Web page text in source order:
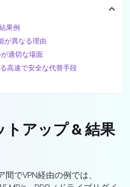
果例
が異なる理由
適切な場面
高速で安全な代替手段
トアップ & 結果
でVPN経由の例では、